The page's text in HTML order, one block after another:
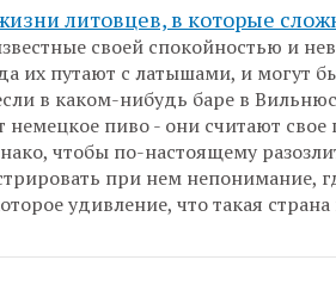
литовцев, в которые
своей спокойностью и
их путают с латышами, и могут
в каком-нибудь баре в
немецкое пиво - они считают
чтобы по-настоящему
при нем непонимание,
удивление, что такая